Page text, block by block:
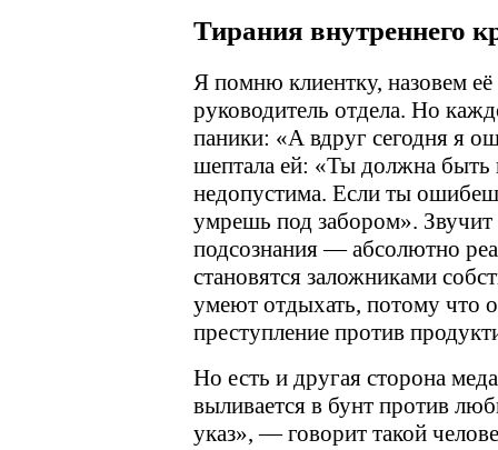
Тирания внутреннего
Я помню клиентку, назовем
руководитель отдела. Но
паники: «А вдруг сегодня я
шептала ей: «Ты должна
недопустима. Если ты
умрешь под забором».
подсознания — абсолютно
становятся заложниками
умеют отдыхать, потому что
преступление против
Но есть и другая сторона
выливается в бунт против
указ», — говорит такой